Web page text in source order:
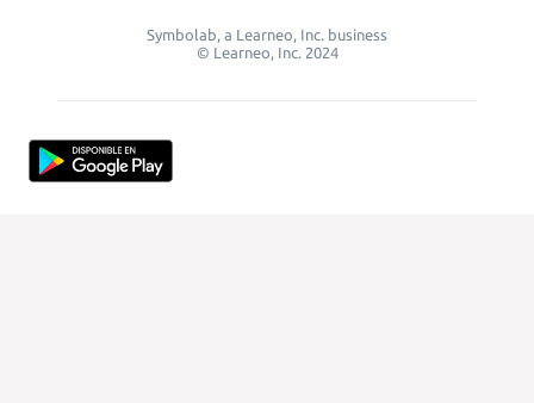
Symbolab, a Learneo, Inc. business
© Learneo, Inc. 2024